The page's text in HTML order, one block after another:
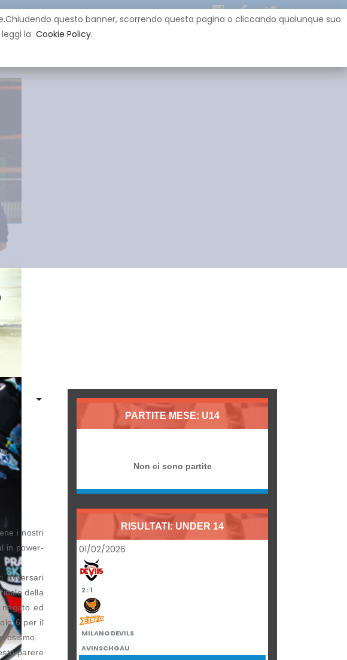
i nostri
in power-
avversari
della
ed
6 per il
parere
PARTITE MESE: U14
Non ci sono partite
RISULTATI: UNDER 14
01/02/2026
2 : 1
MILANO DEVILS
AVINSCHGAU
questo banner, scorrendo questa pagina o cliccando qualunque suo
la Cookie Policy.